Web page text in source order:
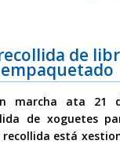
de
marcha ata 21
de xoguetes
recollida está